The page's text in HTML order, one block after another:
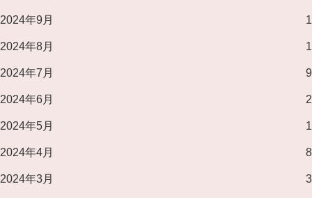
2024年9月 1
2024年8月 1
2024年7月 9
2024年6月 2
2024年5月 1
2024年4月 8
2024年3月 3